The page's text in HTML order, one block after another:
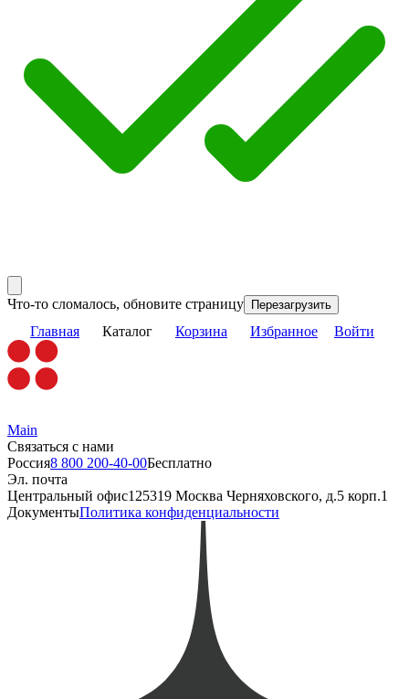
Что-то сломалось, обновите страницу Перезагрузить
Главная Каталог Корзина Избранное Войти
Main
Связаться с нами
Россия8 800 200-40-00Бесплатно
Эл. почта
Центральный офис125319 Москва Черняховского, д.5 корп.1
ДокументыПолитика конфиденциальности